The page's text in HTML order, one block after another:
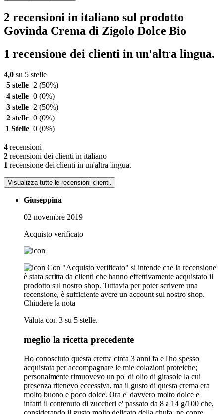
2 recensioni in italiano sul prodotto
Govinda Crema di Zigolo Dolce Bio
1 recensione dei clienti in un'altra lingua.
4,0 su 5 stelle
5 stelle
2 (50%)
4 stelle 0 (0%)
3 stelle
2 (50%)
2 stelle 0 (0%)
1 Stelle 0 (0%)
4 recensioni
2 recensioni dei clienti in italiano
1 recensione dei clienti in un'altra lingua.
Visualizza tutte le recensioni clienti.
Giuseppina
02 novembre 2019
Acquisto verificato
Con "Acquisto verificato" si intende che la recensione
è stata scritta da clienti che hanno effettivamente acquistato il
prodotto sul nostro shop. Tuttavia per poter scrivere una
recensione, è sufficiente avere un account sul nostro shop.
Chiudere la nota
Valuta con 3 su 5 stelle.
meglio la ricetta precedente
Ho conosciuto questa crema circa 3 anni fa e l'ho spesso
acquistata per accompagnare le mie colazioni proteiche;
personalmente rimuovevo un po' di olio di girasole la cui
presenza ritenevo eccessiva, ma il gusto di questa crema era
molto buono e poco dolce. Ora e' davvero molto dolce e
infatti il contenuto di zuccheri e' passato da 8 a 14 g/100 che,
considerando il gusto molto delicato della chufa, ne copre